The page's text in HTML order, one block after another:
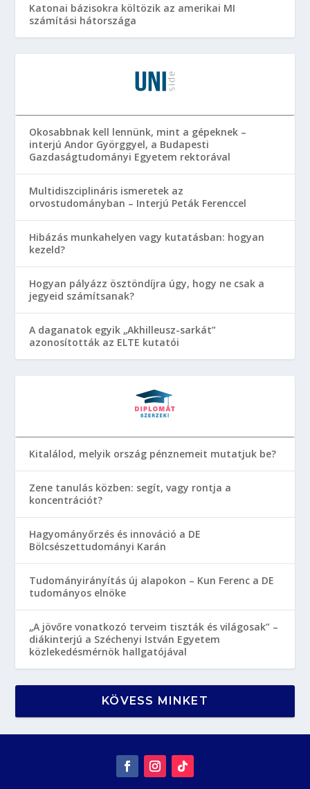
Katonai bázisokra költözik az amerikai MI
számítási hátországa
Okosabbnak kell lennünk, mint a gépeknek –
interjú Andor Györggyel, a Budapesti
Gazdaságtudományi Egyetem rektorával
Multidiszciplináris ismeretek az
orvostudományban – Interjú Peták Ferenccel
Hibázás munkahelyen vagy kutatásban: hogyan
kezeld?
Hogyan pályázz ösztöndíjra úgy, hogy ne csak a
jegyeid számítsanak?
A daganatok egyik „Akhilleusz-sarkát”
azonosították az ELTE kutatói
Kitalálod, melyik ország pénznemeit mutatjuk be?
Zene tanulás közben: segít, vagy rontja a
koncentrációt?
Hagyományőrzés és innováció a DE
Bölcsészettudományi Karán
Tudományirányítás új alapokon – Kun Ferenc a DE
tudományos elnöke
„A jövőre vonatkozó terveim tiszták és világosak” –
diákinterjú a Széchenyi István Egyetem
közlekedésmérnök hallgatójával
KÖVESS MINKET